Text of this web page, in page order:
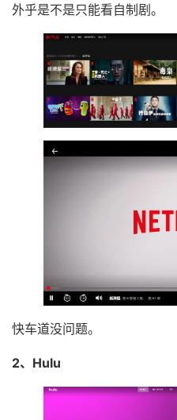
外乎是不是只能看自制剧。
快车道没问题。
2、Hulu